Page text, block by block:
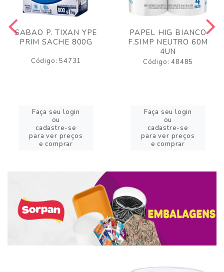
SABAO P. TIXAN YPE
PRIM SACHE 800G
Código: 54731
Faça seu login
ou
cadastre-se
para ver preços
e comprar
PAPEL HIG BIANCO
F.SIMP NEUTRO 60M
4UN
Código: 48485
Faça seu login
ou
cadastre-se
para ver preços
e comprar